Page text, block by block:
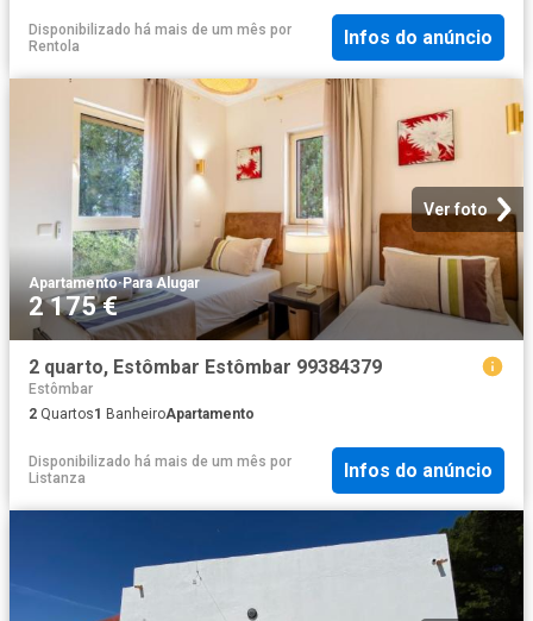
Disponibilizado há mais de um mês por
Rentola
Infos do anúncio
Ver foto
Apartamento·Para Alugar
2 175 €
2 quarto, Estômbar Estômbar 99384379
Estômbar
2 Quartos1 BanheiroApartamento
Disponibilizado há mais de um mês por
Listanza
Infos do anúncio